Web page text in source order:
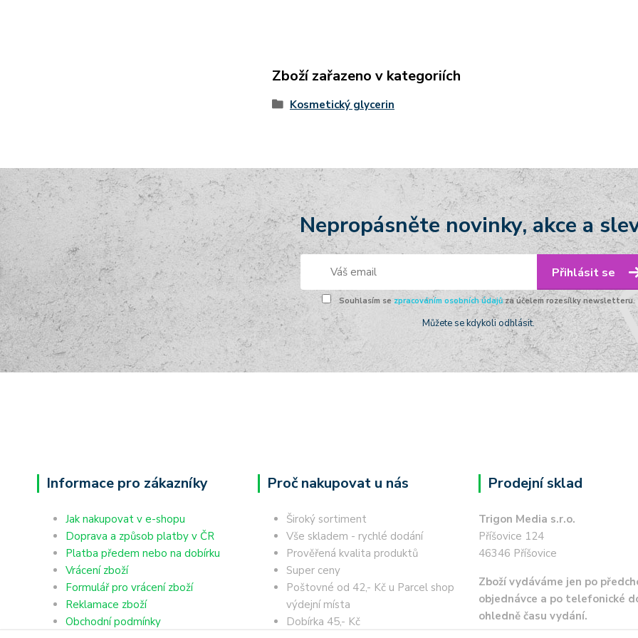
Zboží zařazeno v kategoriích
Kosmetický glycerin
Nepropásněte novinky, akce a
Přihlásit se
Souhlasím se zpracováním osobních údajůza účelem rozesílky newsletteru.
Můžete se kdykoli odhlásit.
Informace pro zákazníky
Jak nakupovat v e-shopu
Doprava a způsob platby v ČR
Platba předem nebo na dobírku
Vrácení zboží
Formulář pro vrácení zboží
Reklamace zboží
Obchodní podmínky
Proč nakupovat u nás
Široký sortiment
Vše skladem - rychlé dodání
Prověřená kvalita produktů
Super ceny
Poštovné od 42,- Kč u Parcel shop
výdejní místa
Dobírka 45,- Kč
Prodejní sklad
Trigon Media s.r.o.
Příšovice 124
46346 Příšovice
Zboží vydáváme jen po
objednávce a po telefonické
ohledně času vydání.